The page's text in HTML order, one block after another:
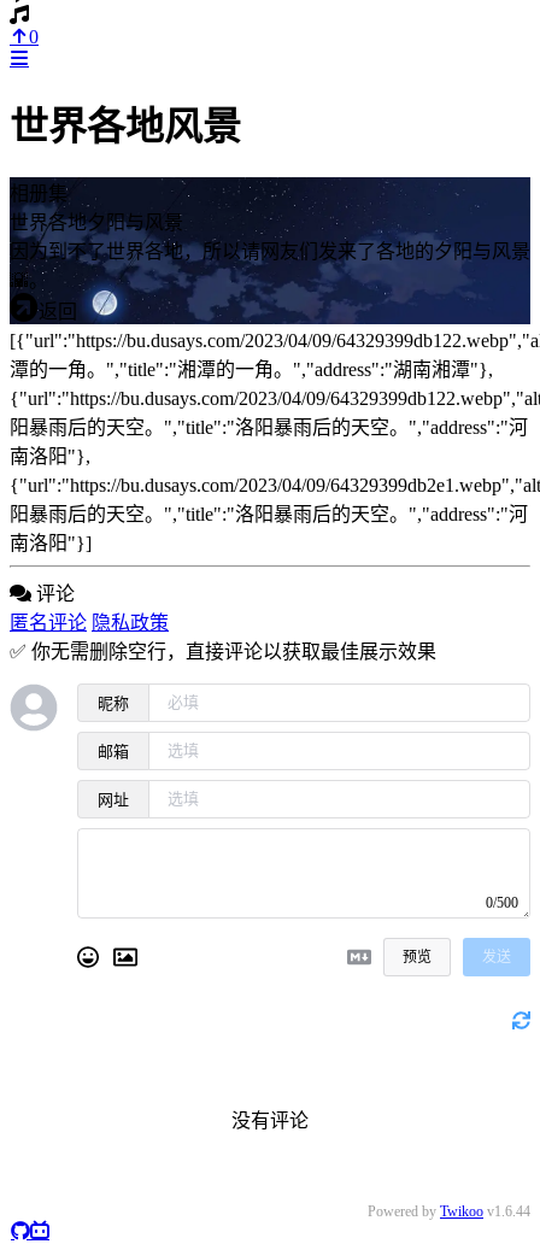
0
世界各地风景
相册集
世界各地夕阳与风景
因为到不了世界各地，所以请网友们发来了各地的夕阳与风景
🌇。
返回
[{"url":"https://bu.dusays.com/2023/04/09/
潭的一角。","title":"湘潭的一角。","address":"湖南湘潭"},
{"url":"https://bu.dusays.com/2023/04/09/
阳暴雨后的天空。","title":"洛阳暴雨后的天空。","address":"河
南洛阳"},
{"url":"https://bu.dusays.com/2023/04/09/
阳暴雨后的天空。","title":"洛阳暴雨后的天空。","address":"河
南洛阳"}]
评论
匿名评论 隐私政策
✅ 你无需删除空行，直接评论以获取最佳展示效果
昵称
邮箱
网址
0/500
预览 发送
没有评论
Powered by Twikoo v1.6.44